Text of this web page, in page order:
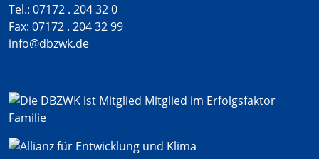
Tel.: 07172 . 204 32 0
Fax: 07172 . 204 32 99
info@dbzwk.de